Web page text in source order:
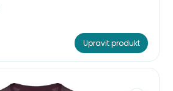
Upravit produkt